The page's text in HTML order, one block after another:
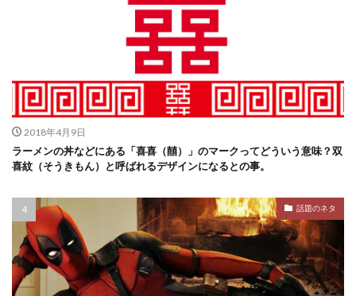
2018年4月9日
ラーメンの丼などにある「喜喜（囍）」のマークってどういう意味？双
喜紋（そうきもん）と呼ばれるデザインになるとの事。
話題のネタ